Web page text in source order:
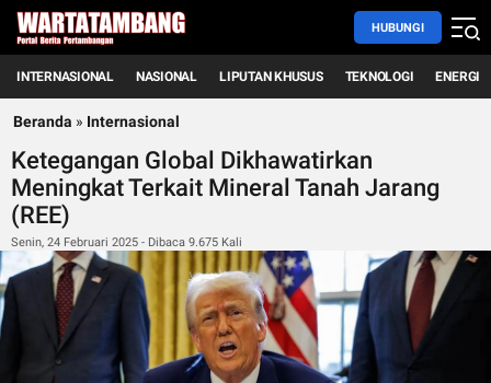
HUBUNGI
INTERNASIONAL NASIONAL LIPUTAN KHUSUS TEKNOLOGI ENERGI
Beranda » Internasional
Ketegangan Global Dikhawatirkan
Meningkat Terkait Mineral Tanah Jarang
(REE)
Senin, 24 Februari 2025 - Dibaca 9.675 Kali